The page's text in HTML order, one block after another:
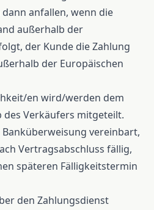
anfallen, wenn die
außerhalb der
der Kunde die Zahlung
der Europäischen
en wird/werden dem
des Verkäufers mitgeteilt.
vereinbart,
Vertragsabschluss fällig,
späteren Fälligkeitstermin
den Zahlungsdienst